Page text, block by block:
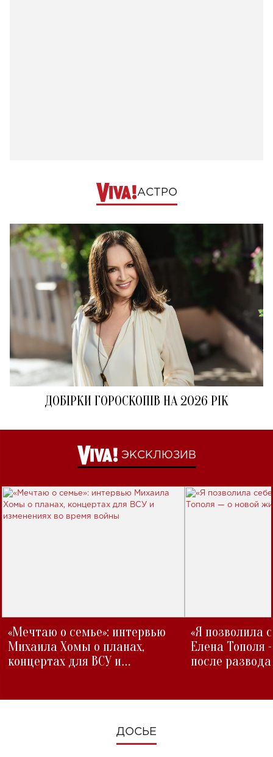
АСТРО
ДОБІРКИ ГОРОСКОПІВ НА 2026 РІК
ЭКСКЛЮЗИВ
«Мечтаю о семье»: интервью
Михаила Хомы о планах,
концертах для ВСУ и
«Я позволила
Елена Тополя
после развода
ДОСЬЕ